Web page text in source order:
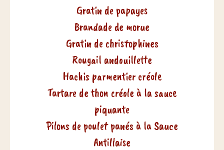
Gratin de papayes
Brandade de morue
Gratin de christophines
Rougail andouillette
Hachis parmentier créole
Tartare de thon créole à la sauce
piquante
Pilons de poulet panés à la Sauce
Antillaise